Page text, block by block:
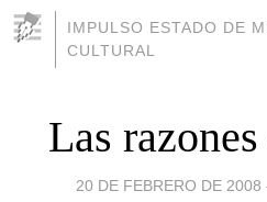
IMPULSO ESTADO DE
CULTURAL
Las
20 DE FEBRERO DE 2008